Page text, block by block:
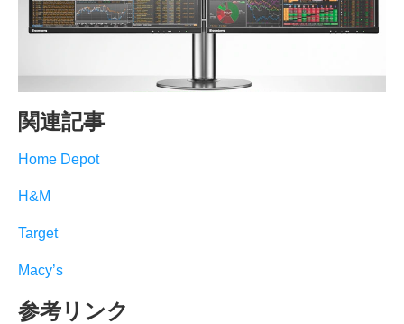
関連記事
Home Depot
H&M
Target
Macy’s
参考リンク